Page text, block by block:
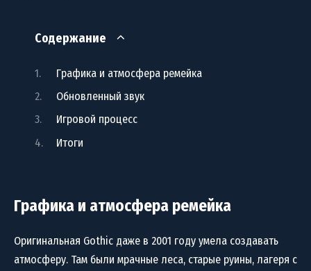
Содержание
Графика и атмосфера ремейка
Обновленный звук
Игровой процесс
Итоги
Графика и атмосфера ремейка
Оригинальная Gothic даже в 2001 году умела создавать
атмосферу. Там были мрачные леса, старые руины, лагеря с